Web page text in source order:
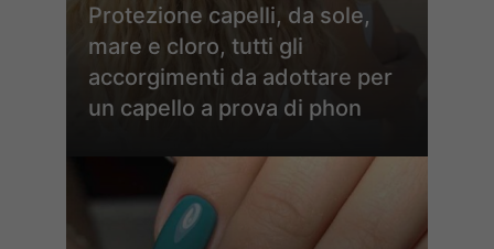
Protezione capelli, da sole,
mare e cloro, tutti gli
accorgimenti da adottare per
un capello a prova di phon